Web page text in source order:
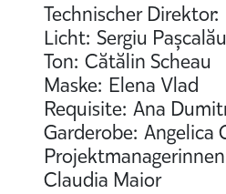
Technischer
Licht: Sergiu Pașcalău
Ton: Cătălin Scheau
Maske: Elena Vlad
Requisite: Ana
Garderobe: Angelica
Claudia Maior